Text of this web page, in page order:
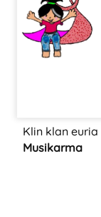
Klin klan euria
Musikarma